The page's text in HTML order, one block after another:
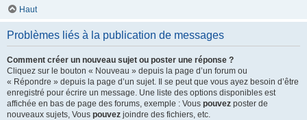
Haut
Problèmes liés à la publication de messages
Comment créer un nouveau sujet ou poster une réponse ?
Cliquez sur le bouton « Nouveau » depuis la page d’un forum ou
« Répondre » depuis la page d’un sujet. Il se peut que vous ayez besoin d’être
enregistré pour écrire un message. Une liste des options disponibles est
affichée en bas de page des forums, exemple : Vous pouvez poster de
nouveaux sujets, Vous pouvez joindre des fichiers, etc.